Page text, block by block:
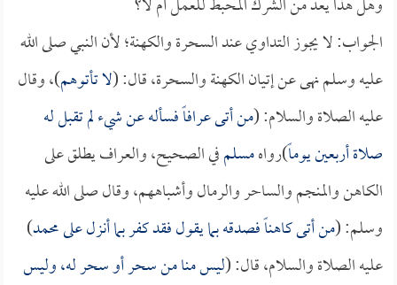
الجواب: لا يجوز التداوي عند السحرة والكهنة؛ لأن النبي صلى الله
عليه وسلم نهى عن إتيان الكهنة والسحرة، قال: (لا تأتوهم)، وقال
عليه الصلاة والسلام: (من أتى عرافاً فسأله عن شيء لم تقبل له
صلاة أربعين يوماً)رواهمسلمفي الصحيح، والعراف يطلق على
الكاهن والمنجم والساحر والرمال وأشباههم، وقال صلى الله عليه
وسلم: (من أتى كاهناً فصدقه بما يقول فقد كفر بما أنزل على محمد)
عليه الصلاة والسلام، قال: (ليس منا من سحر أو سحر له، وليس